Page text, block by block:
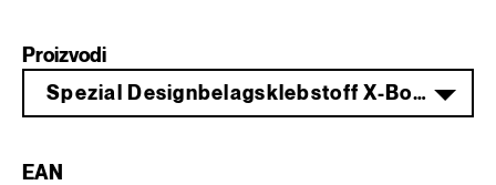
Proizvodi
Spezial Designbelagsklebstoff X-Bond MS-K 499 16 kg
EAN